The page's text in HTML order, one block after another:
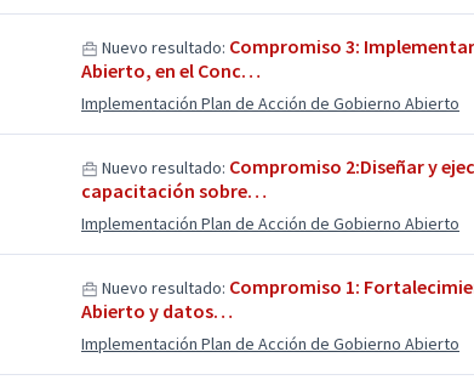
Nuevo resultado: Compromiso 3:
Abierto, en el Conc…
Implementación Plan de Acción de Gobierno Abierto
Nuevo resultado: Compromiso 2:Diseñar y
capacitación sobre…
Implementación Plan de Acción de Gobierno Abierto
Nuevo resultado: Compromiso 1:
Abierto y datos…
Implementación Plan de Acción de Gobierno Abierto